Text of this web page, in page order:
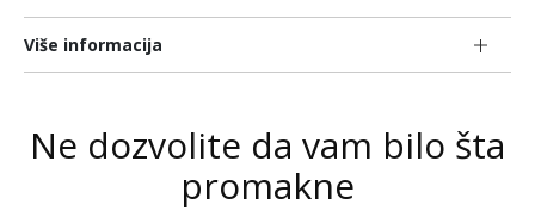
Više informacija
Ne dozvolite da vam bilo šta
promakne